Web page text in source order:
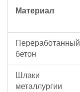
Материал
Переработанный
бетон
Шлаки
металлургии